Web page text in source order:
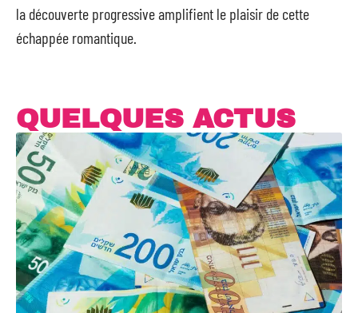
la découverte progressive amplifient le plaisir de cette
échappée romantique.
QUELQUES ACTUS